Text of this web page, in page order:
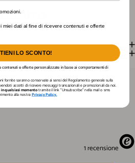
dati al fine di ricevere contenuti e offerte
miei dati al fine di ricevere contenuti e offerte
LO SCONTO!
e offerte personalizzate in base ai comportamenti di
fornite saranno conservate ai sensi del Regolamento generale sulla
accetti di ricevere messaggi transazionali e promozionali da noi.
qualsiasi momentotramite il link "Unsubscribe" nella mail o sms
alla nostraPrivacy Policy.